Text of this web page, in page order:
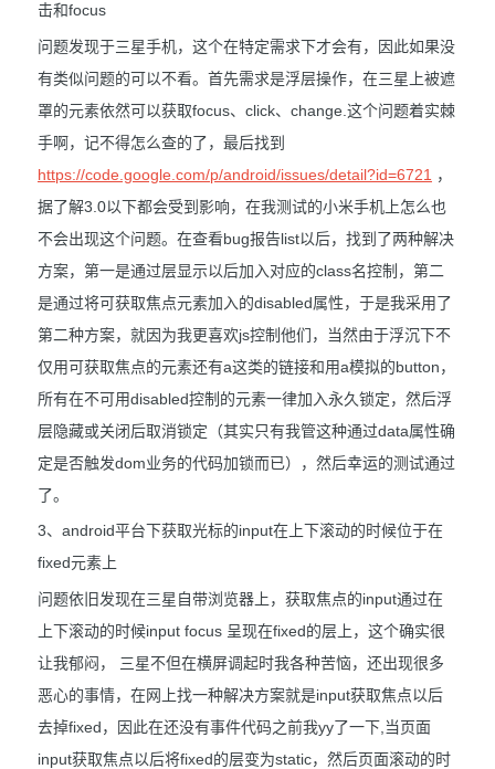
击和focus
问题发现于三星手机，这个在特定需求下才会有，因此如果没
有类似问题的可以不看。首先需求是浮层操作，在三星上被遮
罩的元素依然可以获取focus、click、change.这个问题着实棘
手啊，记不得怎么查的了，最后找到
https://code.google.com/p/android/issues/detail?id=6721 ，
据了解3.0以下都会受到影响，在我测试的小米手机上怎么也
不会出现这个问题。在查看bug报告list以后，找到了两种解决
方案，第一是通过层显示以后加入对应的class名控制，第二
是通过将可获取焦点元素加入的disabled属性，于是我采用了
第二种方案，就因为我更喜欢js控制他们，当然由于浮沉下不
仅用可获取焦点的元素还有a这类的链接和用a模拟的button，
所有在不可用disabled控制的元素一律加入永久锁定，然后浮
层隐藏或关闭后取消锁定（其实只有我管这种通过data属性确
定是否触发dom业务的代码加锁而已），然后幸运的测试通过
了。
3、android平台下获取光标的input在上下滚动的时候位于在
fixed元素上
问题依旧发现在三星自带浏览器上，获取焦点的input通过在
上下滚动的时候input focus 呈现在fixed的层上，这个确实很
让我郁闷， 三星不但在横屏调起时我各种苦恼，还出现很多
恶心的事情，在网上找一种解决方案就是input获取焦点以后
去掉fixed，因此在还没有事件代码之前我yy了一下,当页面
input获取焦点以后将fixed的层变为static，然后页面滚动的时